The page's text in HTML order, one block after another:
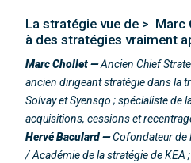
La stratégie vue de >
à des stratégies vraiment
Marc Chollet —Ancien Chief
ancien dirigeant stratégie dans la
Solvay et Syensqo ; spécialiste de
acquisitions, cessions et
Hervé Baculard —Cofondateur de
/ Académie de la stratégie de KEA